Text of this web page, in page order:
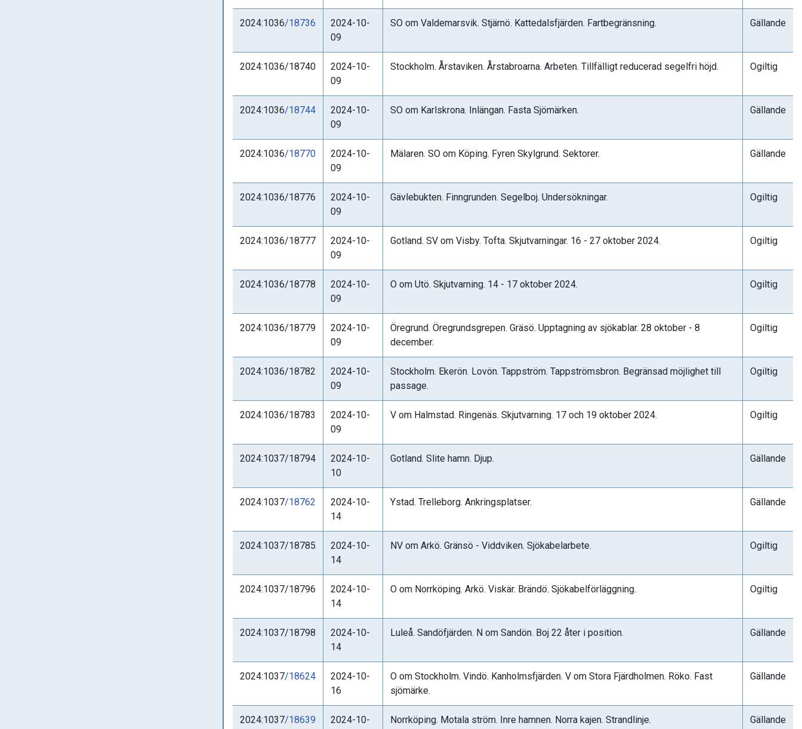
2024:1036/18736
2024-10-
09
SO om Valdemarsvik. Stjärnö. Kattedalsfjärden. Fartbegränsning. Gällande
2024:1036/18740
2024-10-
09
Stockholm. Årstaviken. Årstabroarna. Arbeten. Tillfälligt reducerad segelfri höjd. Ogiltig
2024:1036/18744
2024-10-
09
SO om Karlskrona. Inlängan. Fasta Sjömärken. Gällande
2024:1036/18770
2024-10-
09
Mälaren. SO om Köping. Fyren Skylgrund. Sektorer. Gällande
2024:1036/18776
2024-10-
09
Gävlebukten. Finngrunden. Segelboj. Undersökningar. Ogiltig
2024:1036/18777
2024-10-
09
Gotland. SV om Visby. Tofta. Skjutvarningar. 16 - 27 oktober 2024. Ogiltig
2024:1036/18778
2024-10-
09
O om Utö. Skjutvarning. 14 - 17 oktober 2024. Ogiltig
2024:1036/18779
2024-10-
09
Öregrund. Öregrundsgrepen. Gräsö. Upptagning av sjökablar. 28 oktober - 8
december.
Ogiltig
2024:1036/18782
2024-10-
09
Stockholm. Ekerön. Lovön. Tappström. Tappströmsbron. Begränsad möjlighet till
passage.
Ogiltig
2024:1036/18783
2024-10-
09
V om Halmstad. Ringenäs. Skjutvarning. 17 och 19 oktober 2024. Ogiltig
2024:1037/18794
2024-10-
10
Gotland. Slite hamn. Djup. Gällande
2024:1037/18762
2024-10-
14
Ystad. Trelleborg. Ankringsplatser. Gällande
2024:1037/18785
2024-10-
14
NV om Arkö. Gränsö - Viddviken. Sjökabelarbete. Ogiltig
2024:1037/18796
2024-10-
14
O om Norrköping. Arkö. Viskär. Brändö. Sjökabelförläggning. Ogiltig
2024:1037/18798
2024-10-
14
Luleå. Sandöfjärden. N om Sandön. Boj 22 åter i position. Gällande
2024:1037/18624
2024-10-
16
O om Stockholm. Vindö. Kanholmsfjärden. V om Stora Fjärdholmen. Röko. Fast
sjömärke.
Gällande
2024:1037/18639
2024-10-
Norrköping. Motala ström. Inre hamnen. Norra kajen. Strandlinje. Gällande